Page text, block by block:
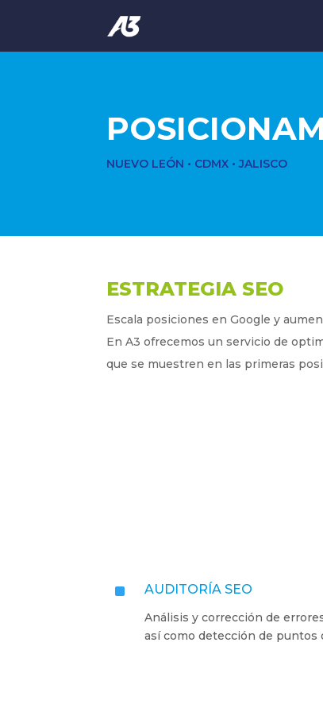
NUEVO LEÓN • CDMX • JALISCO
ESTRATEGIA SEO
Escala posiciones en Google y
En A3 ofrecemos un servicio de
que se muestren en las primeras
^ AUDITORÍA SEO
Análisis y corrección de
así como detección de puntos